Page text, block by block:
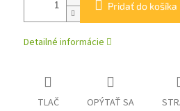
Pridať do košíka
Detailné informácie
TLAČ OPÝTAŤ SA